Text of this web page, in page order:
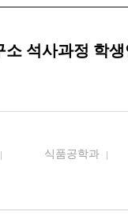
소 석사과정 학
식품공학과